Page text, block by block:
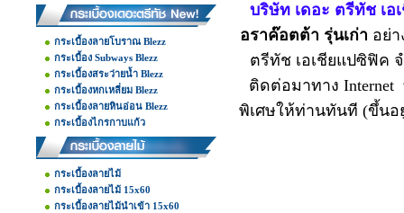
กระเบื้องลายโบราณ Blezz
กระเบื้อง Subways Blezz
กระเบื้องสระว่ายน้ำ Blezz
กระเบื้องหกเหลี่ยม Blezz
กระเบื้องลายหินอ่อน Blezz
กระเบื้องไกรกาบแก้ว
กระเบื้องลายไม้
กระเบื้องลายไม้ 15x60
กระเบื้องลายไม้นำเข้า 15x60
บริษัท เดอะ ตรีทัช เอ
อราค๊อตต้า รุ่นเก่า อย่
ตรีทัช เอเชียแปซิฟิค
ติดต่อมาทาง
พิเศษให้ท่านทันที (ขึ้น